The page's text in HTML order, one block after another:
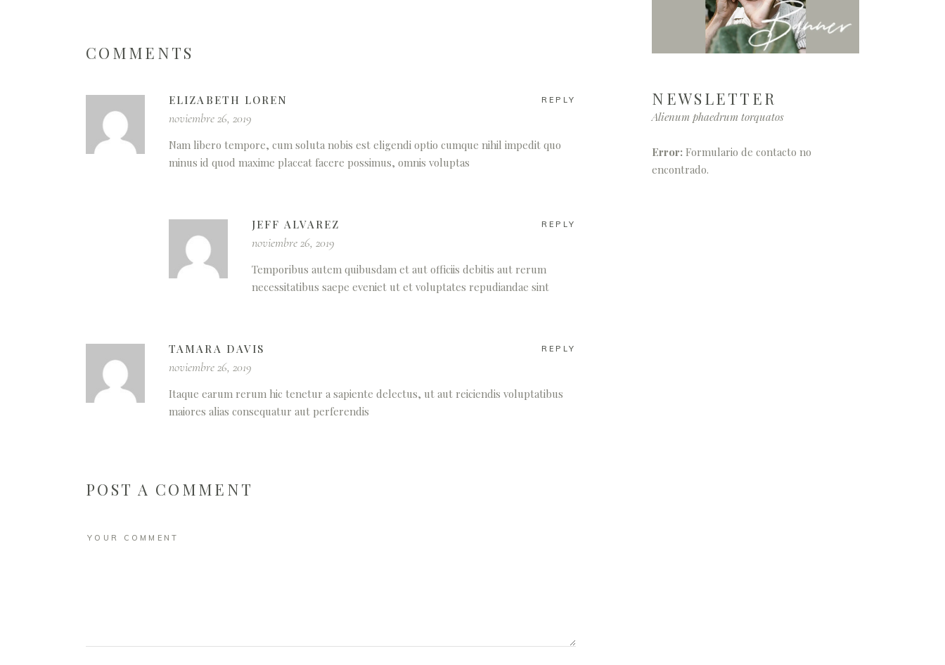
COMMENTS
ELIZABETH LOREN REPLY
noviembre 26, 2019
Nam libero tempore, cum soluta nobis est eligendi optio cumque nihil impedit quo
minus id quod maxime placeat facere possimus, omnis voluptas
JEFF ALVAREZ REPLY
noviembre 26, 2019
Temporibus autem quibusdam et aut officiis debitis aut rerum
necessitatibus saepe eveniet ut et voluptates repudiandae sint
TAMARA DAVIS REPLY
noviembre 26, 2019
Itaque earum rerum hic tenetur a sapiente delectus, ut aut reiciendis voluptatibus
maiores alias consequatur aut perferendis
POST A COMMENT
NEWSLETTER
Alienum phaedrum torquatos
Error: Formulario de contacto no
encontrado.